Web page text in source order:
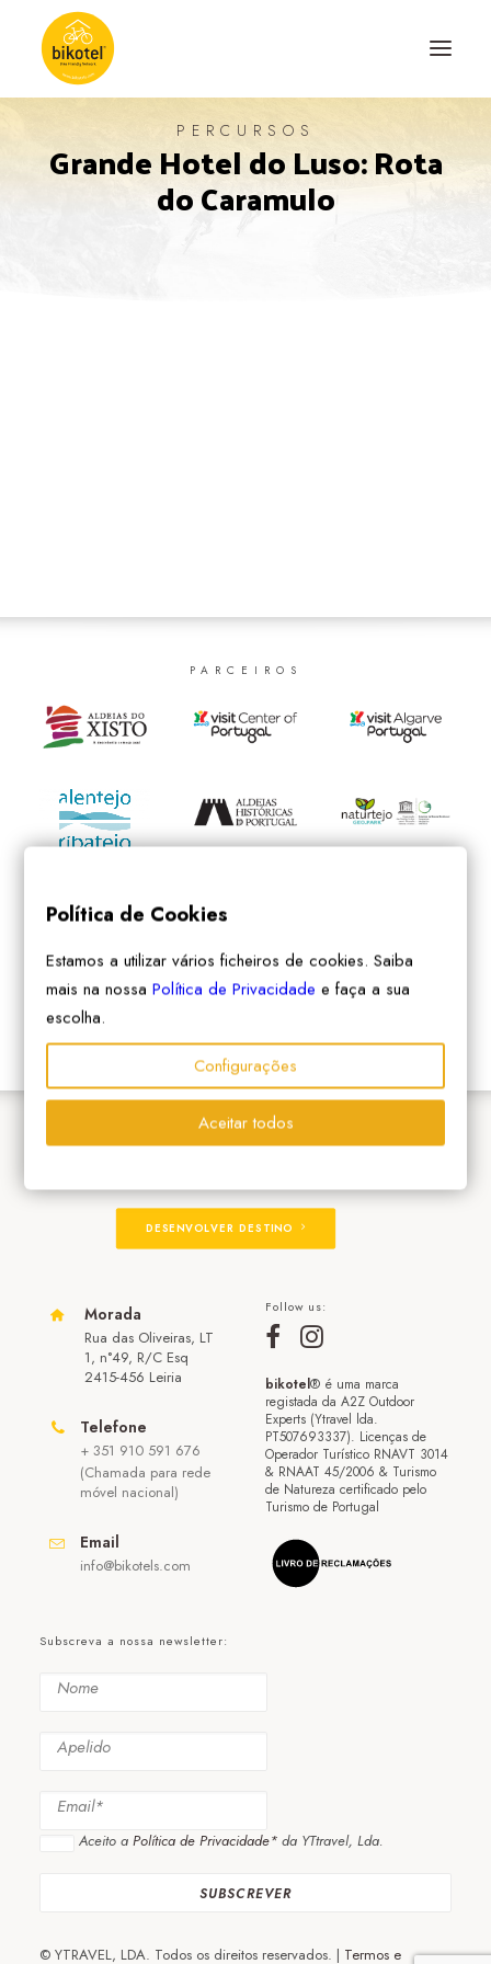
SOBRE NÓS
PERCURSOS
Grande Hotel do Luso: Rota
do Caramulo
PARCEIROS
DESENVOLVER DESTINO
Morada
Rua das Oliveiras, LT
1, n°49, R/C Esq
2415-456 Leiria
Telefone
+ 351 910 591 676
(Chamada para rede
móvel nacional)
Email
info@bikotels.com
Follow us:
bikotel® é uma marca
registada da A2Z Outdoor
Experts (Ytravel lda.
PT507693337). Licenças de
Operador Turístico RNAVT 3014
& RNAAT 45/2006 & Turismo
de Natureza certificado pelo
Turismo de Portugal
Subscreva a nossa newsletter:
Aceito a Política de Privacidade* da YTtravel, Lda.
© YTRAVEL, LDA. Todos os direitos reservados. | Termos e
Política de Cookies
Estamos a utilizar vários ficheiros de cookies. Saiba
mais na nossaPolítica de Privacidade e faça a sua
escolha.
Configurações
Aceitar todos